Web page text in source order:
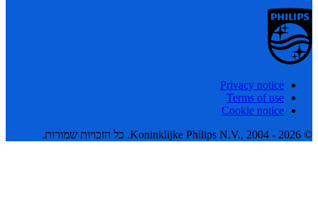
Privacy notice
Terms of use
Cookie notice